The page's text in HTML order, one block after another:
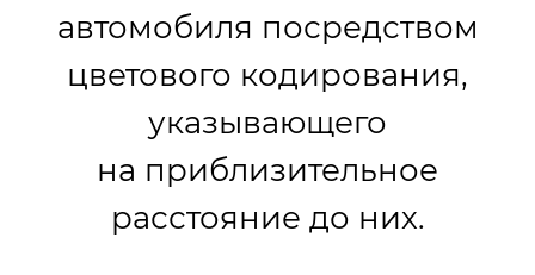
автомобиля посредством
цветового кодирования,
указывающего
на приблизительное
расстояние до них.